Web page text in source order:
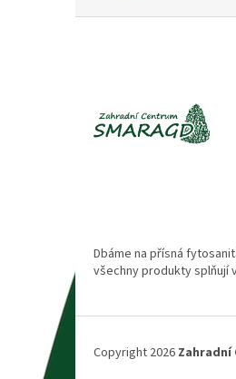
Dbáme na přísná
všechny produkty splňují
Copyright 2026 Zahradní